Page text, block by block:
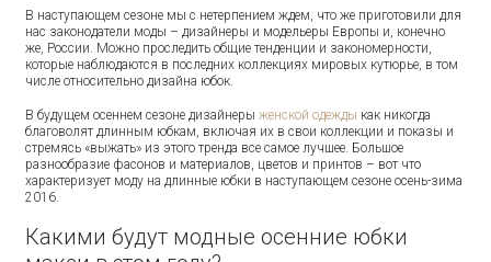
В наступающем сезоне мы с нетерпением ждем, что же приготовили для
нас законодатели моды – дизайнеры и модельеры Европы и, конечно
же, России. Можно проследить общие тенденции и закономерности,
которые наблюдаются в последних коллекциях мировых кутюрье, в том
числе относительно дизайна юбок.
В будущем осеннем сезоне дизайнерыженской одежды как никогда
благоволят длинным юбкам, включая их в свои коллекции и показы и
стремясь «выжать» из этого тренда все самое лучшее. Большое
разнообразие фасонов и материалов, цветов и принтов – вот что
характеризует моду на длинные юбки в наступающем сезоне осень-зима
2016.
Какими будут модные осенние юбки